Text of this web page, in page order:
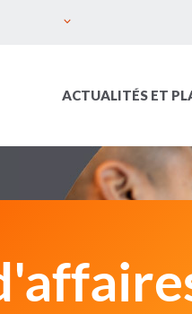
ACTUALITÉS ET